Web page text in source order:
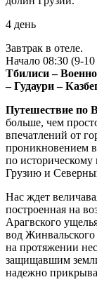
4 день
Завтрак в отеле.
Начало 08:30 (9-
Тбилиси –
– Гудаури –
Путешествие по
больше, чем
впечатлений от
проникновением
по
Грузию и
Нас ждет
построенная на
Арагвского
вод
на протяжении
защищавшим земли
надежно